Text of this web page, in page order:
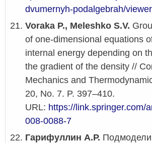
dvumernyh-podalgebrah/viewer
Voraka P., Meleshko S.V.
of one-dimensional equations
internal energy depending on
the gradient of the density //
Mechanics and
20, No. 7. P. 397–410.
URL: https://link.springer.com/
008-0088-7
Гарифуллин А.Р.